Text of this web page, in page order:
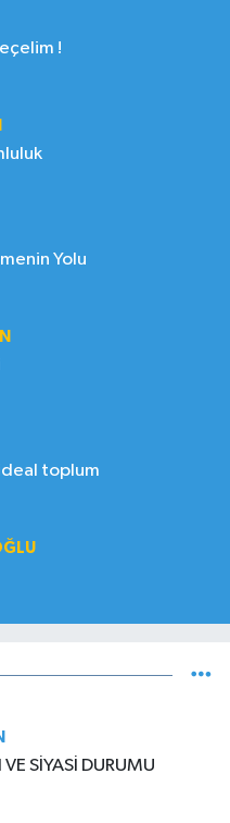
!
Yolu
ideal toplum
VE SİYASİ DURUMU